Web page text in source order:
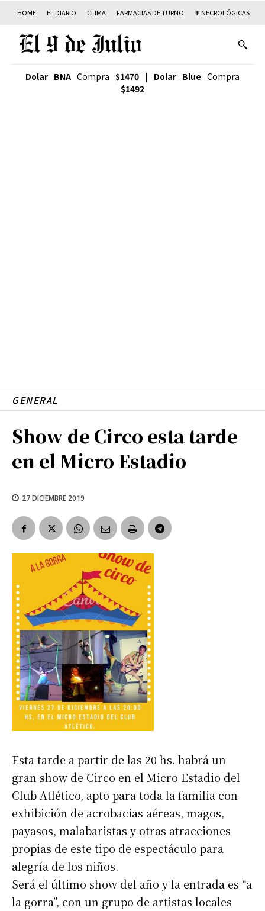
HOME EL DIARIO CLIMA FARMACIAS DE TURNO ✟ NECROLÓGICAS
Dolar BNA Compra $1470 | Dolar Blue Compra
$1492
GENERAL
Show de Circo esta tarde
en el Micro Estadio
27 DICIEMBRE 2019
Esta tarde a partir de las 20 hs. habrá un
gran show de Circo en el Micro Estadio del
Club Atlético, apto para toda la familia con
exhibición de acrobacias aéreas, magos,
payasos, malabaristas y otras atracciones
propias de este tipo de espectáculo para
alegría de los niños.
Será el último show del año y la entrada es “a
la gorra”, con un grupo de artistas locales